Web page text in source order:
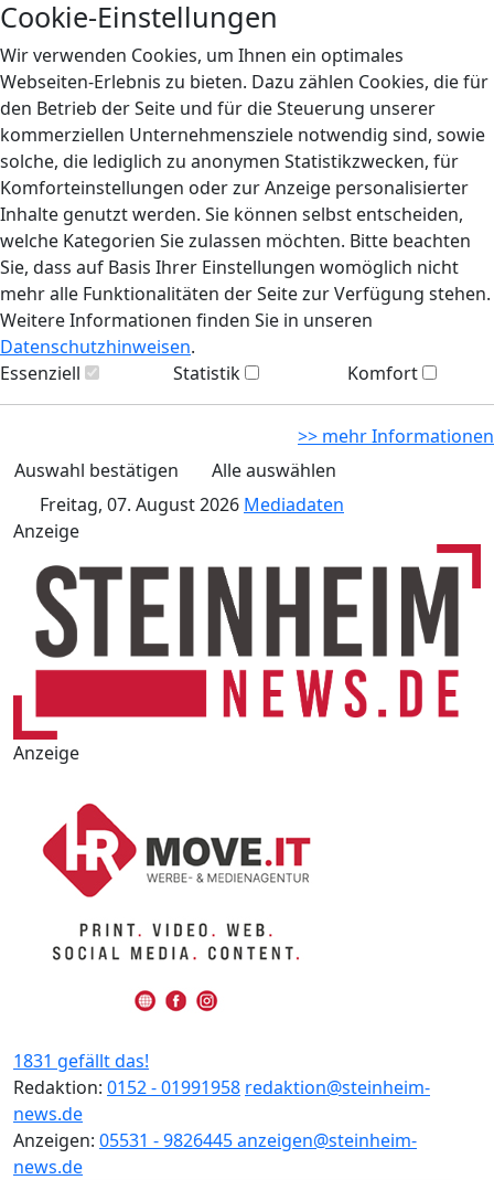
Cookie-Einstellungen
Wir verwenden Cookies, um Ihnen ein optimales
Webseiten-Erlebnis zu bieten. Dazu zählen Cookies, die für
den Betrieb der Seite und für die Steuerung unserer
kommerziellen Unternehmensziele notwendig sind, sowie
solche, die lediglich zu anonymen Statistikzwecken, für
Komforteinstellungen oder zur Anzeige personalisierter
Inhalte genutzt werden. Sie können selbst entscheiden,
welche Kategorien Sie zulassen möchten. Bitte beachten
Sie, dass auf Basis Ihrer Einstellungen womöglich nicht
mehr alle Funktionalitäten der Seite zur Verfügung stehen.
Weitere Informationen finden Sie in unseren
Datenschutzhinweisen.
Essenziell
Statistik Komfort
>> mehr Informationen
Auswahl bestätigen
Alle auswählen
Freitag, 07. August 2026 Mediadaten
Anzeige
Anzeige
1831 gefällt das!
Redaktion: 0152 - 01991958 redaktion@steinheim-
news.de
Anzeigen: 05531 - 9826445anzeigen@steinheim-
news.de